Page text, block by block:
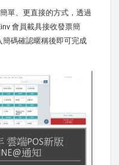
單、更直接的方式，透過
會員載具接收發票簡
碼確認暱稱後即可完成